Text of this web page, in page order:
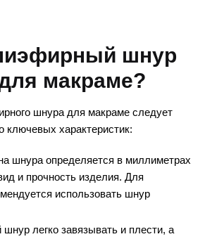
шнур
макраме?
шнура для макраме следует
ключевых характеристик:
шнура определяется в миллиметрах
и прочность изделия. Для
использовать шнур
шнур легко завязывать и плести, а